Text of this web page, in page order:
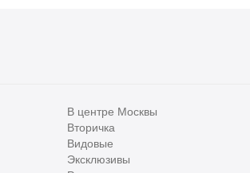
В центре Москвы
Вторичка
Видовые
Эксклюзивы